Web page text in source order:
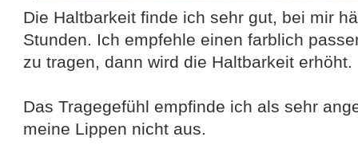
Die Haltbarkeit finde ich sehr gut, bei mir
Stunden. Ich empfehle einen farblich
zu tragen, dann wird die Haltbarkeit erhöht.
Das Tragegefühl empfinde ich als sehr
meine Lippen nicht aus.